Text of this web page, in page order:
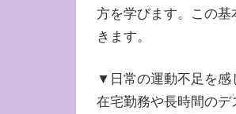
方を学びます。この
きます。
▼日常の運動不足を感
在宅勤務や長時間の